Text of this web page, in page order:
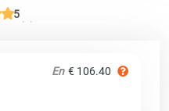
5
En € 106.40